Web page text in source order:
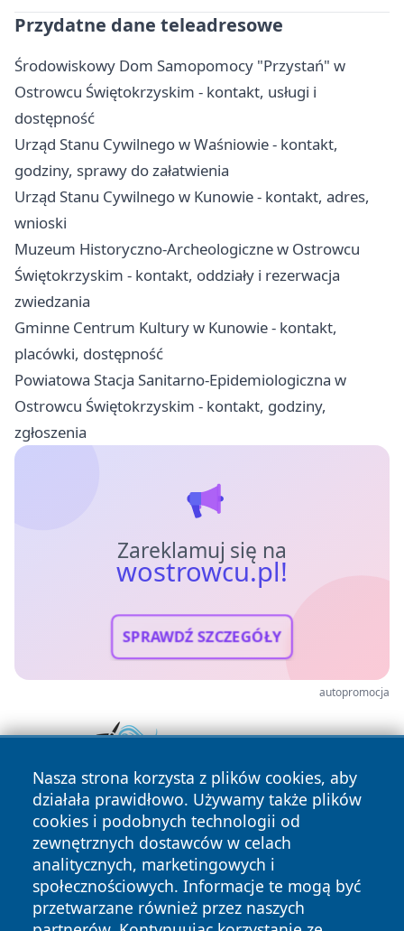
Przydatne dane teleadresowe
Środowiskowy Dom Samopomocy "Przystań" w
Ostrowcu Świętokrzyskim - kontakt, usługi i
dostępność
Urząd Stanu Cywilnego w Waśniowie - kontakt,
godziny, sprawy do załatwienia
Urząd Stanu Cywilnego w Kunowie - kontakt, adres,
wnioski
Muzeum Historyczno-Archeologiczne w Ostrowcu
Świętokrzyskim - kontakt, oddziały i rezerwacja
zwiedzania
Gminne Centrum Kultury w Kunowie - kontakt,
placówki, dostępność
Powiatowa Stacja Sanitarno-Epidemiologiczna w
Ostrowcu Świętokrzyskim - kontakt, godziny,
zgłoszenia
Zareklamuj się na
wostrowcu.pl!
SPRAWDŹ SZCZEGÓŁY
autopromocja
Nasza strona korzysta z plików cookies, aby
działała prawidłowo. Używamy także plików
cookies i podobnych technologii od
zewnętrznych dostawców w celach
analitycznych, marketingowych i
społecznościowych. Informacje te mogą być
przetwarzane również przez naszych
Copyright © 2026 wostrowcu.pl Wszystkie prawa zastrzeżone.